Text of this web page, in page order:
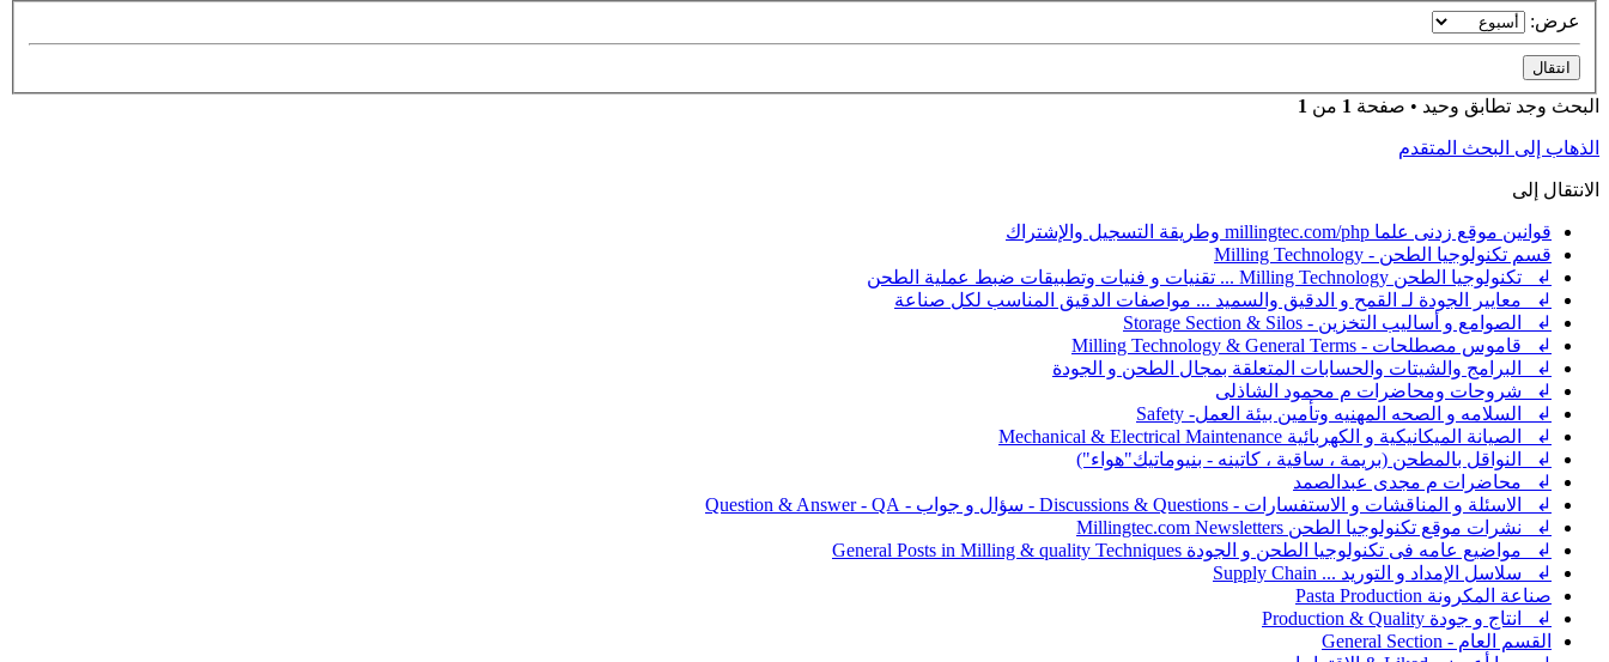
عرض:
البحث وجد تطابق وحيد • صفحة 1 من 1
الذهاب إلى البحث المتقدم
الانتقال إلى
قوانين موقع زدنى علما millingtec.com/php وطريقة التسجيل والإشتراك
قسم تكنولوجيا الطحن - Milling Technology
↲ تكنولوجيا الطحن Milling Technology ... تقنيات و فنيات وتطبيقات ضبط عملية الطحن
↲ معايير الجودة لـ القمح و الدقيق والسميد ... مواصفات الدقيق المناسب لكل صناعة
↲ الصوامع و أساليب التخزين - Storage Section & Silos
↲ قاموس مصطلحات - Milling Technology & General Terms
↲ البرامج والشيتات والحسابات المتعلقة بمجال الطحن و الجودة
↲ شروحات ومحاضرات م محمود الشاذلى
↲ السلامه و الصحه المهنيه وتأمين بيئة العمل- Safety
↲ الصيانة الميكانيكية و الكهربائية Mechanical & Electrical Maintenance
↲ النواقل بالمطحن (بريمة ، ساقية ، كاتينه - بنيوماتيك"هواء")
↲ محاضرات م مجدى عبدالصمد
↲ الاسئلة و المناقشات و الاستفسارات - Discussions & Questions - سؤال و جواب - Question & Answer - QA
↲ نشرات موقع تكنولوجيا الطحن Millingtec.com Newsletters
↲ مواضيع عامه فى تكنولوجيا الطحن و الجودة General Posts in Milling & quality Techniques
↲ سلاسل الإمداد و التوريد ... Supply Chain
صناعة المكرونة Pasta Production
↲ انتاج و جودة Production & Quality
القسم العام - General Section